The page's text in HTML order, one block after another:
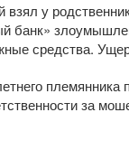
у
средства.
племянника
за